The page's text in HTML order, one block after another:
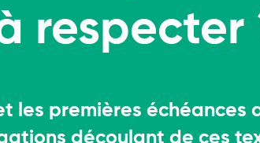
respecter
les premières échéances
découlant de ces